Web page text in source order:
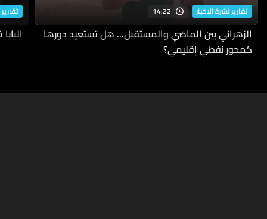
تقارير نشرة الاخبار 14:22
الزهراني بين الماضي والمستقبل... هل تستعيد دورها
كمحور نفطي إقليمي؟